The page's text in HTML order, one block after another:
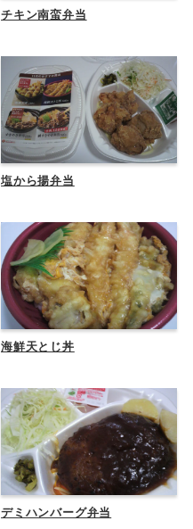
チキン南蛮弁当
塩から揚弁当
海鮮天とじ丼
デミハンバーグ弁当